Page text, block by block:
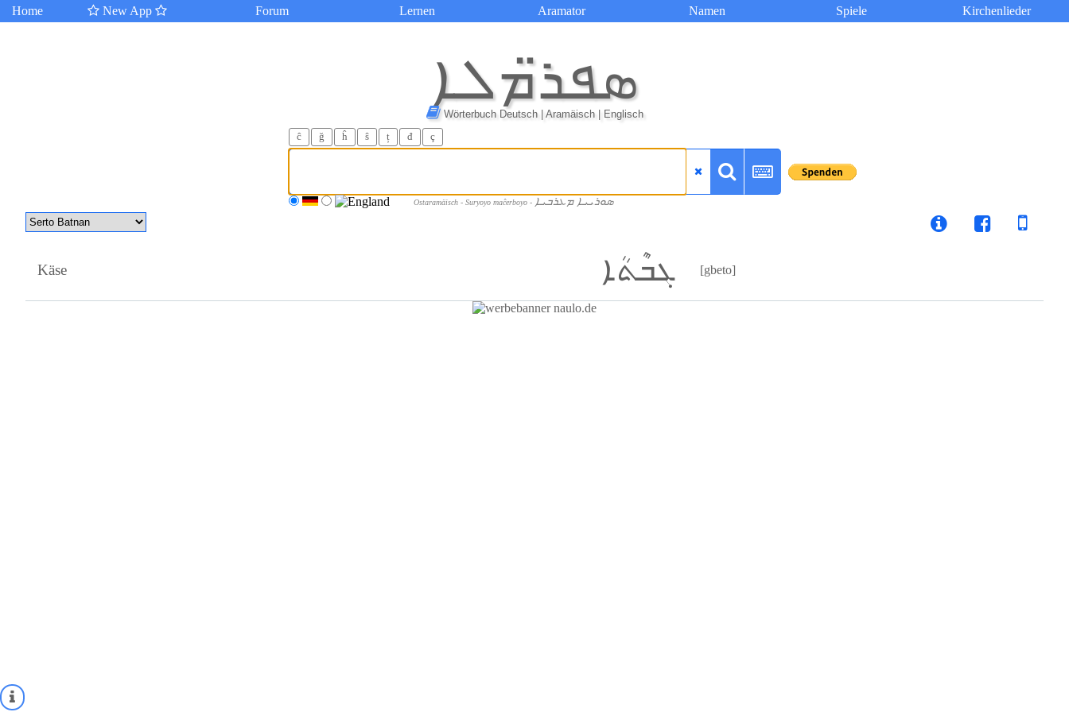
Home New App Forum Lernen Aramator Namen Spiele Kirchenlieder
ܣܦܪ̈ܡܠܐ
Wörterbuch Deutsch | Aramäisch | Englisch
ĉ ğ ĥ ŝ ț đ ç
Ostaramäisch - Suryoyo maĉerboyo - ܣܘܪܝܝܐ ܡܥܪܒܝܐ
Käse ܓܒܶܬܳܐ [gbeto]